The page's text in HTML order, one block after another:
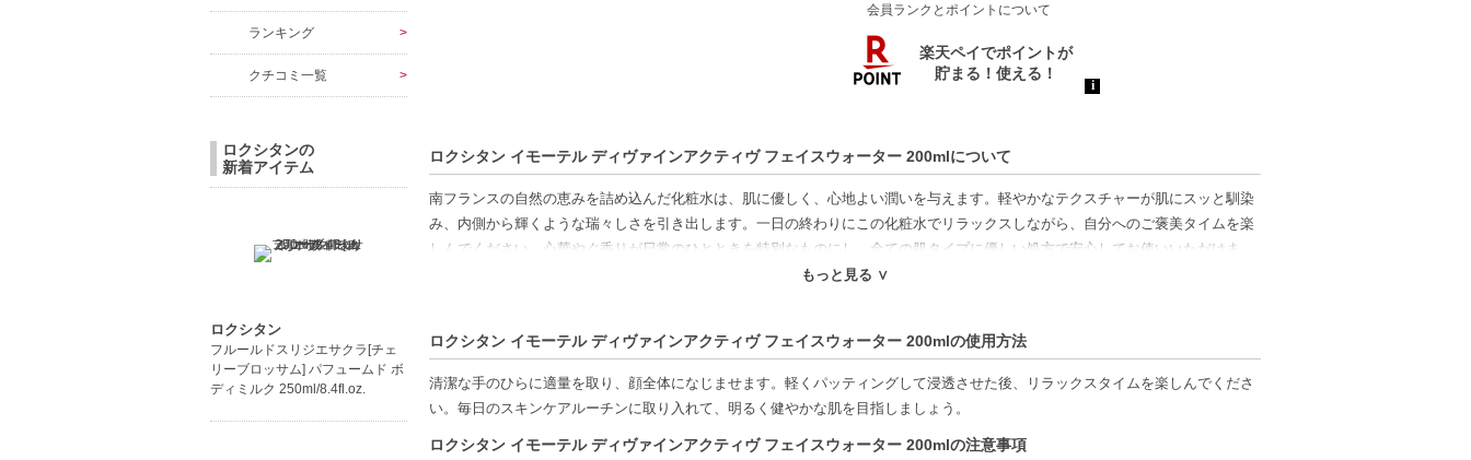
会員ランクとポイントについて
ロクシタン イモーテル ディヴァインアクティヴ フェイスウォーター 200mlについて
南フランスの自然の恵みを詰め込んだ化粧水は、肌に優しく、心地よい潤いを与えます。軽やかなテクスチャーが肌にスッと馴染
み、内側から輝くような瑞々しさを引き出します。一日の終わりにこの化粧水でリラックスしながら、自分へのご褒美タイムを楽
しんでください。心華やぐ香りが日常のひとときを特別なものにし、全ての肌タイプに優しい処方で安心してお使いいただけま
す。毎日のスキンケアルーチンに加えることで、より明るく、健やかに見える肌へと導きます。
南フランスの自然由来成分-肌にやさしい自然の恵みをたっぷり配合し、毎日使える化粧水。
軽やかなテクスチャー-すっと肌に馴染み、ベタつかず瑞々しい潤いをもたらします。
全肌タイプ対応の優しい処方-肌を整え健やかに保ち、リラックスできる心地よい香り付き。
【こんな方へおすすめ】
もっと見る ∨
ロクシタン イモーテル ディヴァインアクティヴ フェイスウォーター 200mlの使用方法
清潔な手のひらに適量を取り、顔全体になじませます。軽くパッティングして浸透させた後、リラックスタイムを楽しんでくださ
い。毎日のスキンケアルーチンに取り入れて、明るく健やかな肌を目指しましょう。
ロクシタン イモーテル ディヴァインアクティヴ フェイスウォーター 200mlの注意事項
ランキング
クチコミ一覧
ロクシタンの
新着アイテム
ロクシタン
フルールドスリジエサクラ[チェ
リーブロッサム] パフュームド ボ
ディミルク 250ml/8.4fl.oz.